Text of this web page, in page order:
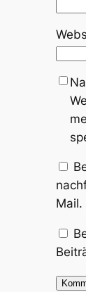
Mail.